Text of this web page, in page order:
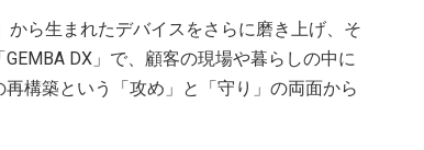
から生まれたデバイスをさらに磨き上げ、そ
DX」で、顧客の現場や暮らしの中に
構築という「攻め」と「守り」の両面から